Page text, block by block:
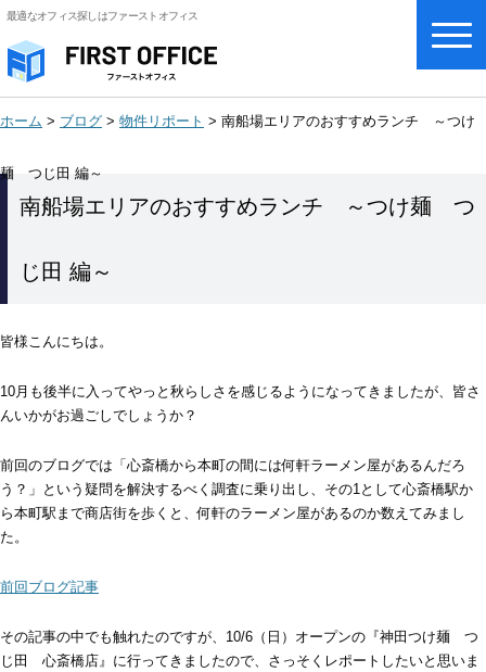
最適なオフィス探しはファーストオフィス
ホーム > ブログ > 物件リポート > 南船場エリアのおすすめランチ ～つけ
麺 つじ田 編～
南船場エリアのおすすめランチ ～つけ麺 つ
じ田 編～
皆様こんにちは。
10月も後半に入ってやっと秋らしさを感じるようになってきましたが、皆さ
んいかがお過ごしでしょうか？
前回のブログでは「心斎橋から本町の間には何軒ラーメン屋があるんだろ
う？」という疑問を解決するべく調査に乗り出し、その1として心斎橋駅か
ら本町駅まで商店街を歩くと、何軒のラーメン屋があるのか数えてみまし
た。
前回ブログ記事
その記事の中でも触れたのですが、10/6（日）オープンの『神田つけ麺 つ
じ田 心斎橋店』に行ってきましたので、さっそくレポートしたいと思いま